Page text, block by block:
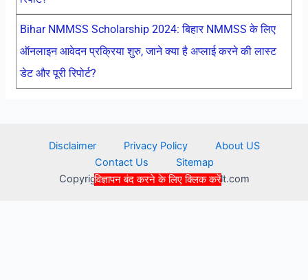
विज्ञापन बंद करने के लिए क्लिक करें
Bihar NMMSS Scholarship 2024: बिहार NMMSS के लिए
ऑनलाइन आवेदन प्रक्रिया शुरु, जाने क्या है अप्लाई करने की लास्ट
डेट और पूरी रिपोर्ट?
Disclaimer Privacy Policy
About US
Contact Us
Sitemap
Copyright © 2026 recruitmentresult.com